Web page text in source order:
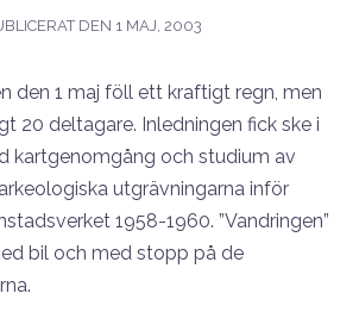
DEN 1 MAJ, 2003
den 1 maj föll ett kraftigt regn, men
20 deltagare. Inledningen fick ske i
kartgenomgång och studium av
utgrävningarna inför
1958-1960. ”Vandringen”
bil och med stopp på de